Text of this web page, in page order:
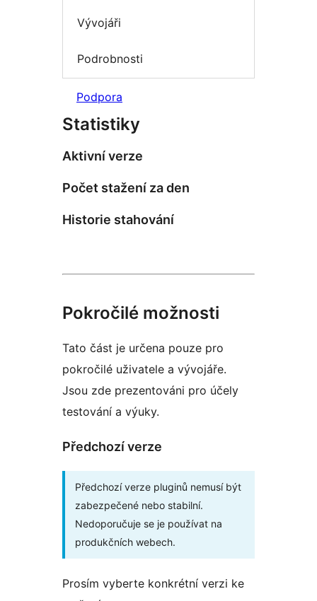
Vývojáři
Podrobnosti
Podpora
Statistiky
Aktivní verze
Počet stažení za den
Historie stahování
Pokročilé možnosti
Tato část je určena pouze pro
pokročilé uživatele a vývojáře.
Jsou zde prezentováni pro účely
testování a výuky.
Předchozí verze
Předchozí verze pluginů nemusí být
zabezpečené nebo stabilní.
Nedoporučuje se je používat na
produkčních webech.
Prosím vyberte konkrétní verzi ke